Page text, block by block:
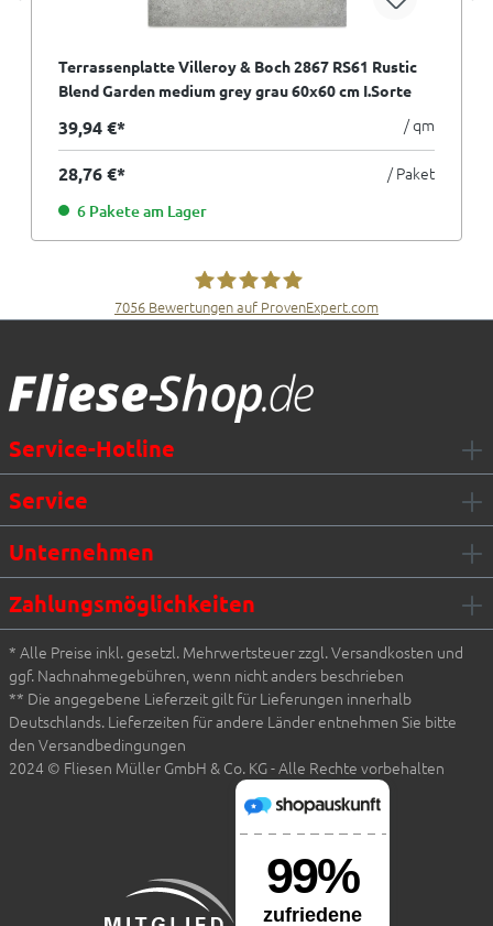
Terrassenplatte Villeroy & Boch 2867 RS61 Rustic
Blend Garden medium grey grau 60x60 cm I.Sorte
39,94 €* / qm
28,76 €* / Paket
6 Pakete am Lager
7056 Bewertungen auf ProvenExpert.com
Service-Hotline
Service
Unternehmen
Zahlungsmöglichkeiten
* Alle Preise inkl. gesetzl. Mehrwertsteuer zzgl. Versandkosten und
ggf. Nachnahmegebühren, wenn nicht anders beschrieben
** Die angegebene Lieferzeit gilt für Lieferungen innerhalb
Deutschlands. Lieferzeiten für andere Länder entnehmen Sie bitte
den Versandbedingungen
2024 © Fliesen Müller GmbH & Co. KG - Alle Rechte vorbehalten